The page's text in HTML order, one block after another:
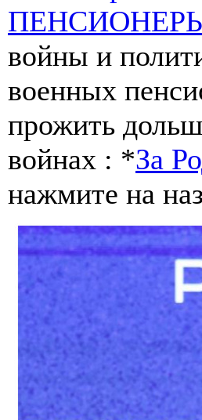
войны и
военных
прожить
войнах : *За
нажмите на